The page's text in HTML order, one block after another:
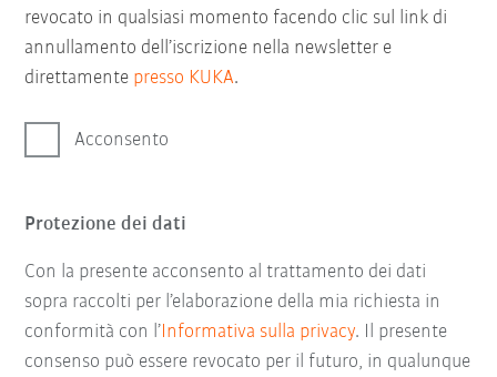
revocato in qualsiasi momento facendo clic sul link di
annullamento dell’iscrizione nella newsletter e
direttamente presso KUKA.
Acconsento
Protezione dei dati
Con la presente acconsento al trattamento dei dati
sopra raccolti per l’elaborazione della mia richiesta in
conformità con l’Informativa sulla privacy. Il presente
consenso può essere revocato per il futuro, in qualunque